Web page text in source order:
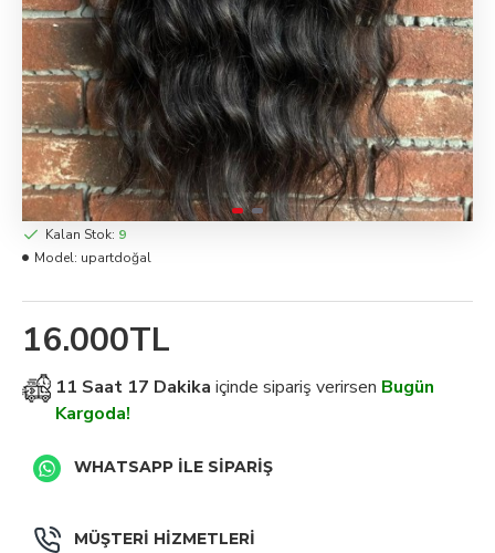
16.000TL
Kalan Stok: 9
Model: upartdoğal
11 Saat 17 Dakika içinde sipariş verirsen Bugün
Kargoda!
WHATSAPP İLE SİPARİŞ
MÜŞTERİ HİZMETLERİ